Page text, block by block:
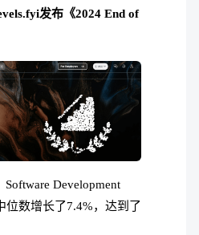
发布《2024 End of
Software Development
位数增长了7.4%，达到了